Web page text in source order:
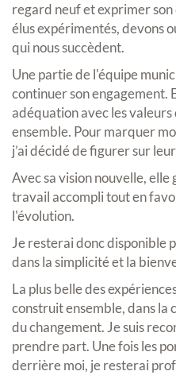
regard neuf et exprimer
élus expérimentés, devons
qui nous succèdent.
Une partie de l'équipe
continuer son engagement.
adéquation avec les
ensemble. Pour marquer
j’ai décidé de figurer sur
Avec sa vision nouvelle,
travail accompli tout en
l'évolution.
Je resterai donc disponible
dans la simplicité et la
La plus belle des
construit ensemble, dans la
du changement. Je suis
prendre part. Une fois les
derrière moi, je resterai